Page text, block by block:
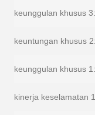
keunggulan khusus 3:
keuntungan khusus 2:
keunggulan khusus 1:
kinerja keselamatan